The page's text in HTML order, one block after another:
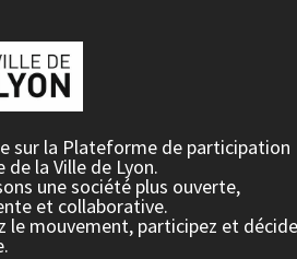
sur la Plateforme de participation
de la Ville de Lyon.
une société plus ouverte,
et collaborative.
le mouvement, participez et